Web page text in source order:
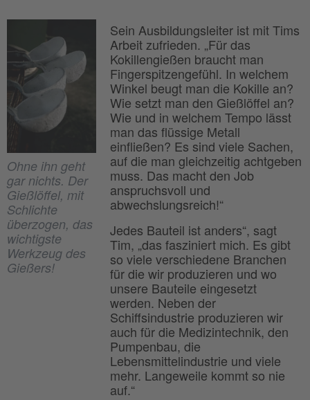
Ohne ihn geht
gar nichts. Der
Gießlöffel, mit
Schlichte
überzogen, das
wichtigste
Werkzeug des
Gießers!
Sein Ausbildungsleiter ist mit Tims
Arbeit zufrieden. „Für das
Kokillengießen braucht man
Fingerspitzengefühl. In welchem
Winkel beugt man die Kokille an?
Wie setzt man den Gießlöffel an?
Wie und in welchem Tempo lässt
man das flüssige Metall
einfließen? Es sind viele Sachen,
auf die man gleichzeitig achtgeben
muss. Das macht den Job
anspruchsvoll und
abwechslungsreich!“
Jedes Bauteil ist anders“, sagt
Tim, „das fasziniert mich. Es gibt
so viele verschiedene Branchen
für die wir produzieren und wo
unsere Bauteile eingesetzt
werden. Neben der
Schiffsindustrie produzieren wir
auch für die Medizintechnik, den
Pumpenbau, die
Lebensmittelindustrie und viele
mehr. Langeweile kommt so nie
auf.“